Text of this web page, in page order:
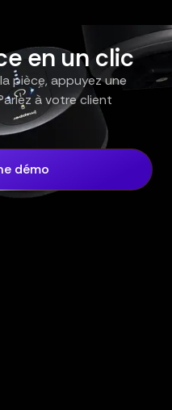
en un clic
pièce, appuyez une
à votre client
démo